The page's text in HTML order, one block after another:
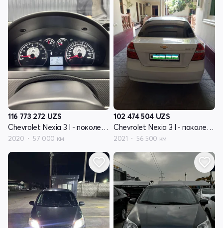
116 773 272 UZS
Chevrolet Nexia 3 I - поколение
2020 57 000 км
102 474 504 UZS
Chevrolet Nexia 3 I - поколение
2021 56 500 км